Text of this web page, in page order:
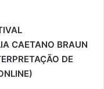
CAETANO BRAUN
DE